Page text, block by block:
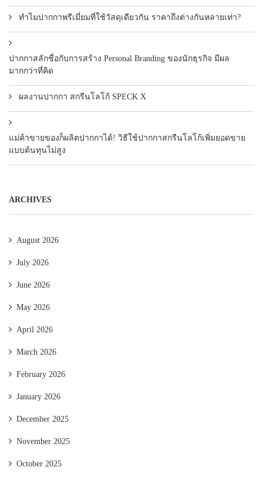
ทำไมปากกาพรีเมี่ยมที่ใช้วัสดุเดียวกัน ราคาถึงต่างกันหลายเท่า?
ปากกาสลักชื่อกับการสร้าง Personal Branding ของนักธุรกิจ มีผล
มากกว่าที่คิด
ผลงานปากกา สกรีนโลโก้ SPECK X
แม่ค้าขายของก็ผลิตปากกาได้! วิธีใช้ปากกาสกรีนโลโก้เพิ่มยอดขาย
แบบต้นทุนไม่สูง
ARCHIVES
August 2026
July 2026
June 2026
May 2026
April 2026
March 2026
February 2026
January 2026
December 2025
November 2025
October 2025